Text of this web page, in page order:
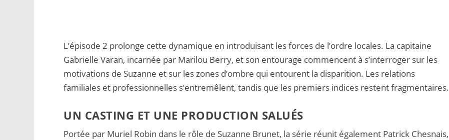
L’épisode 2 prolonge cette dynamique en introduisant les forces de l’ordre locales. La capitaine
Gabrielle Varan, incarnée par Marilou Berry, et son entourage commencent à s’interroger sur les
motivations de Suzanne et sur les zones d’ombre qui entourent la disparition. Les relations
familiales et professionnelles s’entremêlent, tandis que les premiers indices restent fragmentaires.
UN CASTING ET UNE PRODUCTION SALUÉS
Portée par Muriel Robin dans le rôle de Suzanne Brunet, la série réunit également Patrick Chesnais,